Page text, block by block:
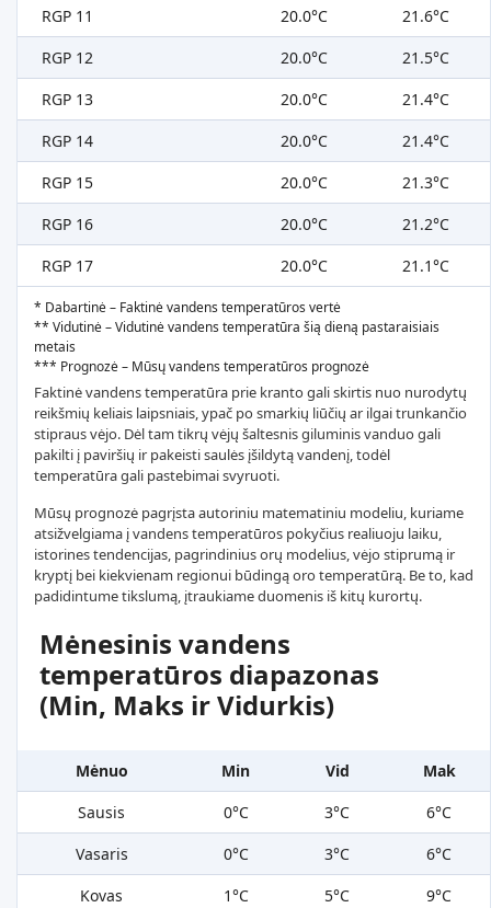
RGP 11 20.0°C
21.6°C
RGP 12
20.0°C
21.5°C
RGP 13
20.0°C
21.4°C
RGP 14
20.0°C
21.4°C
RGP 15
20.0°C
21.3°C
RGP 16
20.0°C
21.2°C
RGP 17
20.0°C 21.1°C
* Dabartinė – Faktinė vandens temperatūros vertė
** Vidutinė – Vidutinė vandens temperatūra šią dieną pastaraisiais
metais
*** Prognozė – Mūsų vandens temperatūros prognozė
Faktinė vandens temperatūra prie kranto gali skirtis nuo nurodytų
reikšmių keliais laipsniais, ypač po smarkių liūčių ar ilgai trunkančio
stipraus vėjo. Dėl tam tikrų vėjų šaltesnis giluminis vanduo gali
pakilti į paviršių ir pakeisti saulės įšildytą vandenį, todėl
temperatūra gali pastebimai svyruoti.
Mūsų prognozė pagrįsta autoriniu matematiniu modeliu, kuriame
atsižvelgiama į vandens temperatūros pokyčius realiuoju laiku,
istorines tendencijas, pagrindinius orų modelius, vėjo stiprumą ir
kryptį bei kiekvienam regionui būdingą oro temperatūrą. Be to, kad
padidintume tikslumą, įtraukiame duomenis iš kitų kurortų.
Mėnesinis vandens
temperatūros diapazonas
(Min, Maks ir Vidurkis)
Mėnuo Min Vid
Mak
Sausis
0°C 3°C
6°C
Vasaris
0°C 3°C
6°C
Kovas
1°C 5°C
9°C